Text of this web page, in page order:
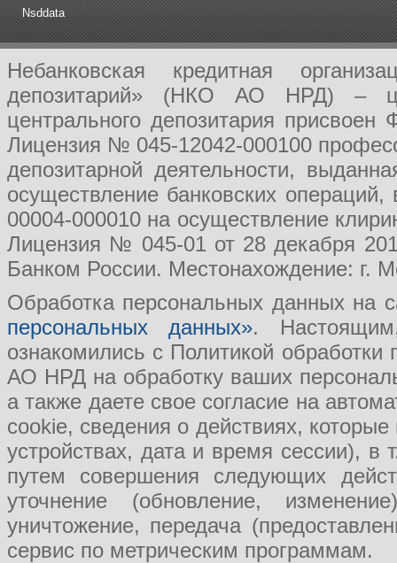
Nsddata
Небанковская кредитная
депозитарий» (НКО АО НРД) –
центрального депозитария
Лицензия № 045-12042-000100
депозитарной деятельности,
осуществление банковских
00004-000010 на осуществление
Лицензия № 045-01 от 28 декабря
Банком России. Местонахождение: г.
Обработка персональных данных на
персональных данных».
ознакомились с Политикой
АО НРД на обработку ваших
а также даете свое согласие на
cookie, сведения о действиях,
устройствах, дата и время сессии), в
путем совершения следующих
уточнение (обновление,
уничтожение, передача
сервис по метрическим программам.